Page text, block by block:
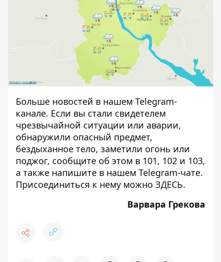
Больше новостей в нашем Telegram-
канале. Если вы стали свидетелем
чрезвычайной ситуации или аварии,
обнаружили опасный предмет,
бездыханное тело, заметили огонь или
поджог, сообщите об этом в 101, 102 и 103,
а также напишите в нашем Telegram-чате.
Присоединиться к нему можно ЗДЕСЬ.
Варвара Грекова